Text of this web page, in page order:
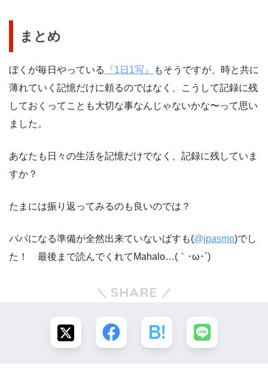
まとめ
ぼくが毎日やっている 『1日1写』
もそうですが、時と共に
薄れていく記憶だけに頼るのではなく、こうして記録に残
しておくってことも大切な事なんじゃないかな〜って思い
ました。
あなたも日々の生活を記憶だけでなく、記録に残していま
すか？
たまには振り返ってみるのも良いのでは？
パパになる準備が全然出来ていないぱすも(@jpasmo)でし
た！ 最後まで読んでくれてMahalo…(｀･ω･´)ゞ
SHARE